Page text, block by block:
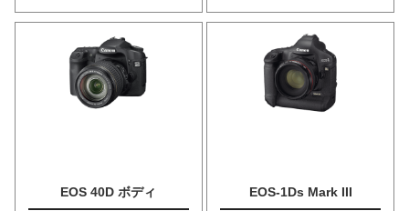
EOS 40D ボディ EOS-1Ds Mark III